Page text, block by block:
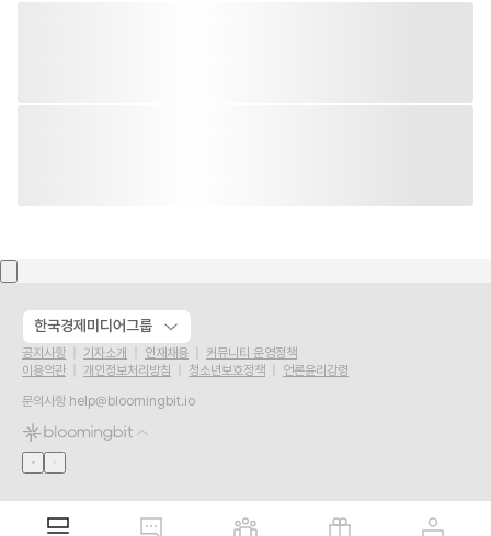
한국경제미디어그룹
공지사항 기자소개 인재채용
커뮤니티 운영정책
이용약관
개인정보처리방침 청소년보호정책
언론윤리강령
문의사항 help@bloomingbit.io